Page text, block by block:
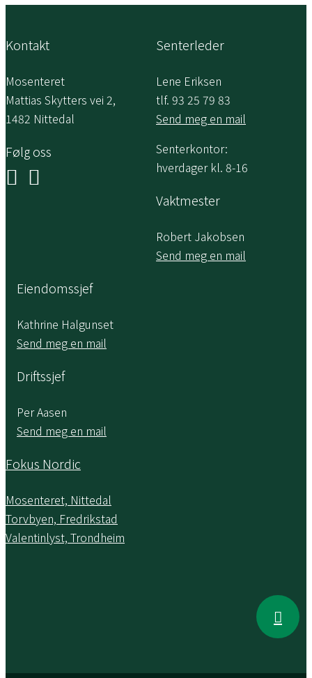
Kontakt
Mosenteret
Mattias Skytters vei 2,
1482 Nittedal
Følg oss
Senterleder
Lene Eriksen
tlf. 93 25 79 83
Send meg en mail
Senterkontor:
hverdager kl. 8-16
Vaktmester
Robert Jakobsen
Send meg en mail
Eiendomssjef
Kathrine Halgunset
Send meg en mail
Driftssjef
Per Aasen
Send meg en mail
Fokus Nordic
Mosenteret, Nittedal
Torvbyen, Fredrikstad
Valentinlyst, Trondheim